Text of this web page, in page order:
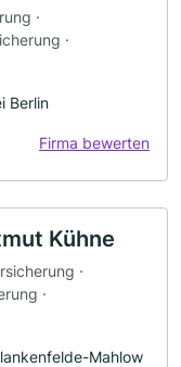
·
·
Berlin
Firma bewerten
Kühne
·
·
Mahlow